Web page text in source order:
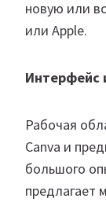
новую или
или Apple.
Интерфейс
Рабочая
Canva и
большого
предлагает